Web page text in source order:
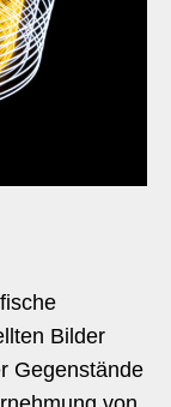
Bilder
Gegenstände